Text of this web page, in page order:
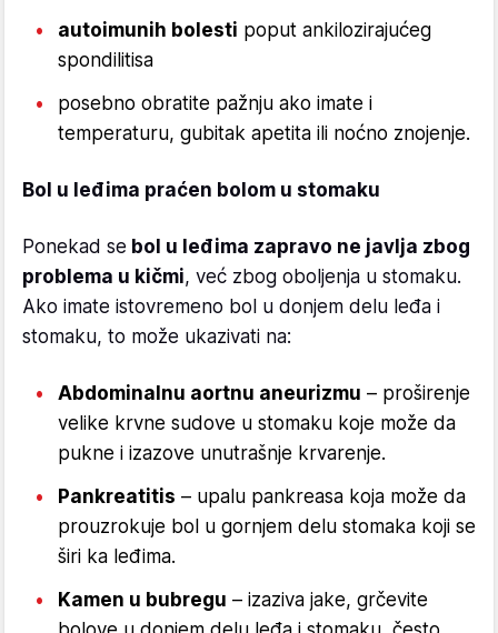
autoimunih bolesti poput ankilozirajućeg
spondilitisa
posebno obratite pažnju ako imate i
temperaturu, gubitak apetita ili noćno znojenje.
Bol u leđima praćen bolom u stomaku
Ponekad se bol u leđima zapravo ne javlja zbog
problema u kičmi, već zbog oboljenja u stomaku.
Ako imate istovremeno bol u donjem delu leđa i
stomaku, to može ukazivati na:
Abdominalnu aortnu aneurizmu – proširenje
velike krvne sudove u stomaku koje može da
pukne i izazove unutrašnje krvarenje.
Pankreatitis – upalu pankreasa koja može da
prouzrokuje bol u gornjem delu stomaka koji se
širi ka leđima.
Kamen u bubregu – izaziva jake, grčevite